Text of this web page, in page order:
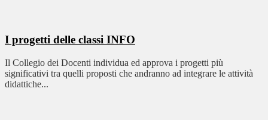
I progetti delle classi INFO
Il Collegio dei Docenti individua ed approva i progetti più
significativi tra quelli proposti che andranno ad integrare le attività
didattiche...